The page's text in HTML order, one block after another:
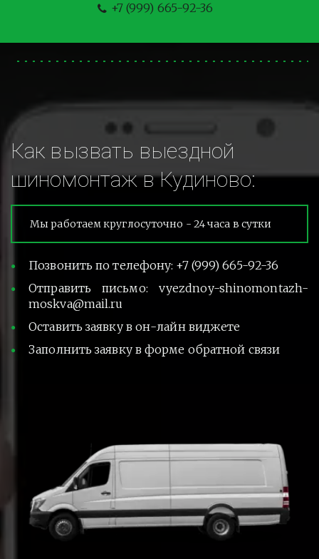
+7 (999) 665-92-36
Как вызвать выездной
шиномонтаж в Кудиново:
Мы работаем круглосуточно - 24 часа в сутки
Позвонить по телефону: +7 (999) 665-92-36
Отправить письмо: vyezdnoy-shinomontazh-
moskva@mail.ru
Оставить заявку в он-лайн виджете
Заполнить заявку в форме обратной связи